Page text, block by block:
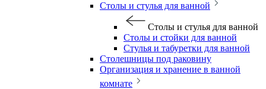
Столы и стулья для ванной
Столы и стулья для ванной
Столы и стойки для ванной
Стулья и табуретки для ванной
Столешницы под раковину
Организация и хранение в ванной
комнате